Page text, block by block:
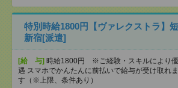
特別時給1800円【ヴァレクストラ】
新宿[派遣]
[給 与] 時給1800円 ※ご経験・スキルにより優
遇 スマホでかんたんに前払いで給与が受け取れま
す（※上限、条件あり）